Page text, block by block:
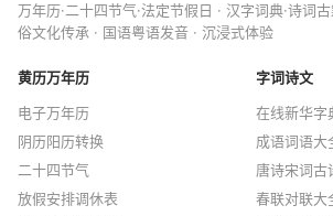
万年历·二十四节气·法定节假日 · 汉字词典·诗词
俗文化传承 · 国语粤语发音 · 沉浸式体验
黄历万年历
电子万年历
阴历阳历转换
二十四节气
放假安排调休表
字词诗文
在线新华字
成语词语大
唐诗宋词古
春联对联大